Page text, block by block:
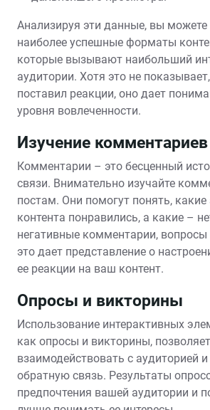
Анализируя эти данные, вы можете
наиболее успешные форматы
которые вызывают наибольший
аудитории. Хотя это не
поставил реакции, оно дает
уровня вовлеченности.
Изучение комментариев
Комментарии – это бесценный
связи. Внимательно изучайте
постам. Они помогут понять,
контента понравились, а какие –
негативные комментарии,
это дает представление о
ее реакции на ваш контент.
Опросы и викторины
Использование интерактивных
как опросы и викторины,
взаимодействовать с аудиторией
обратную связь. Результаты
предпочтения вашей аудитории и